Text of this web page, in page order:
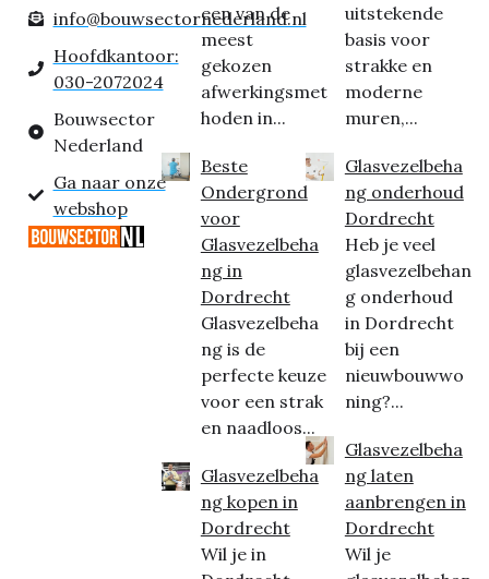
info@bouwsectornederland.nl
Hoofdkantoor:
030-2072024
Bouwsector
Nederland
Ga naar onze
webshop
een van de
meest
gekozen
afwerkingsmet
hoden in...
Beste
Ondergrond
voor
Glasvezelbeha
ng in
Dordrecht
Glasvezelbeha
ng is de
perfecte keuze
voor een strak
en naadloos...
Glasvezelbeha
ng kopen in
Dordrecht
Wil je in
uitstekende
basis voor
strakke en
moderne
muren,...
Glasvezelbeha
ng onderhoud
Dordrecht
Heb je veel
glasvezelbehan
g onderhoud
in Dordrecht
bij een
nieuwbouwwo
ning?...
Glasvezelbeha
ng laten
aanbrengen in
Dordrecht
Wil je